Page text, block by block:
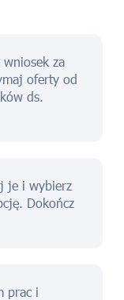
za
oferty od
ds.
je i wybierz
Dokończ
prac i